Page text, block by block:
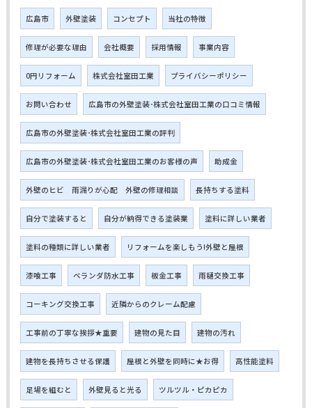
広島市 外壁塗装 コンセプト 当社の特徴
修理が必要な理由 会社概要 採用情報 事業内容
0円リフォーム 株式会社室田工業 プライバシーポリシー
お問い合わせ 広島市の外壁塗装･株式会社室田工業の口コミ情報
広島市の外壁塗装･株式会社室田工業の評判
広島市の外壁塗装･株式会社室田工業のお客様の声 助成金
外壁のヒビ 雨漏りが心配 外壁の修理相談 長持ちする塗料
自分で塗装すると 自分が納得できる塗装業 塗料に詳しい業者
塗料の種類に詳しい業者 リフォームを楽しもう!外壁と屋根
漆喰工事 ベランダ防水工事 板金工事 雨樋交換工事
コーキング交換工事 近隣からのクレーム配慮
工事前の丁寧な挨拶★重要 建物の見た目 建物の汚れ
建物を長持ちさせる保護 屋根と外壁を同時に★お得 高性能塗料
足場を組むと 外壁見ると光る ツルツル・ピカピカ